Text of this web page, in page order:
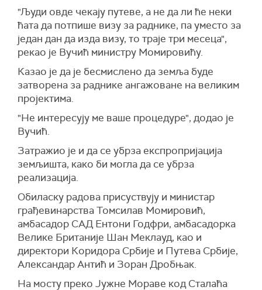
"Људи овде чекају путеве, а не да ли ће неки
ћата да потпише визу за раднике, па уместо за
један дан да изда визу, то траје три месеца",
рекао је Вучић министру Момировићу.
Казао је да је бесмислено да земља буде
затворена за раднике ангажоване на великим
пројектима.
"Не интересују ме ваше процедуре", додао је
Вучић.
Затражио је и да се убрза експропријација
земљишта, како би могла да се убрза
реализација.
Обиласку радова присуствују и министар
грађевинарства Томсилав Момировић,
амбасадор САД Ентони Годфри, амбасадорка
Велике Британије Шан Меклауд, као и
директори Коридора Србије и Путева Србије,
Александар Антић и Зоран Дробњак.
На мосту преко Јужне Мораве код Сталаћа